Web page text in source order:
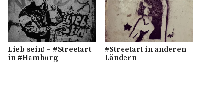
Lieb sein! – #Streetart
in #Hamburg
#Streetart in anderen
Ländern